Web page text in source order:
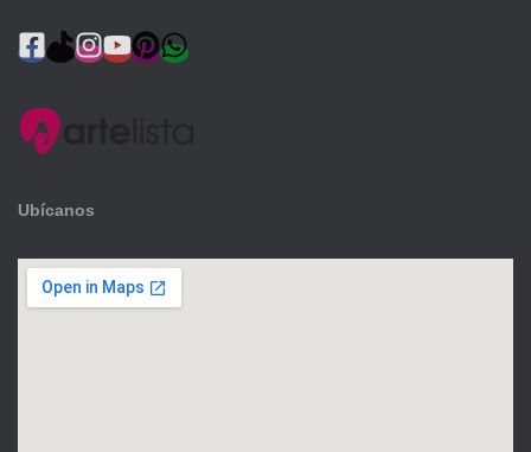
Ubícanos